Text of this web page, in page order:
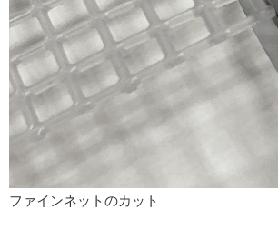
ファインネットのカット